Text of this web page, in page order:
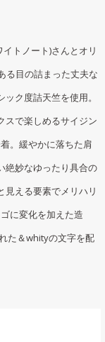
トノート)さんとオリ
る目の詰まった丈夫な
ク度詰天竺を使用。
スで楽しめるサイジン
。緩やかに落ちた肩
絶妙なゆったり具合の
見える要素でメリハリ
に変化を加えた造
た＆whityの文字を配